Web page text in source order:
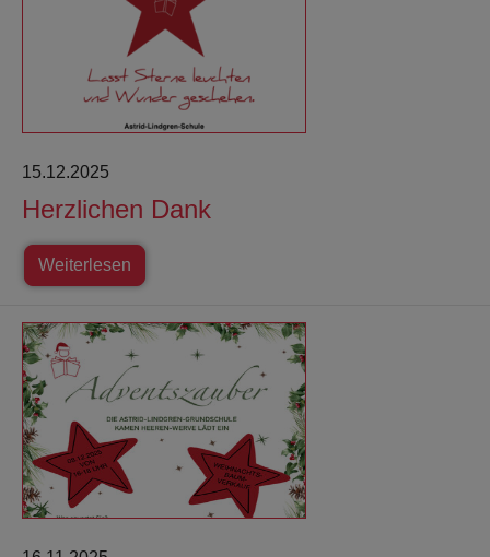
15.12.2025
Herzlichen Dank
Weiterlesen